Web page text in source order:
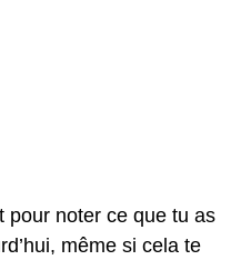
pour noter ce que tu as
même si cela te